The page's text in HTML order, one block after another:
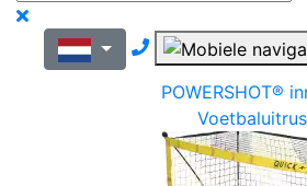
Nous contacter
POWERSHOT®